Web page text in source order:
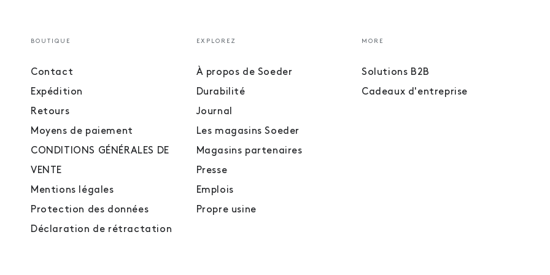
BOUTIQUE
Contact
Expédition
Retours
Moyens de paiement
CONDITIONS GÉNÉRALES DE
VENTE
Mentions légales
Protection des données
Déclaration de rétractation
EXPLOREZ
À propos de Soeder
Durabilité
Journal
Les magasins Soeder
Magasins partenaires
Presse
Emplois
Propre usine
MORE
Solutions B2B
Cadeaux d'entreprise